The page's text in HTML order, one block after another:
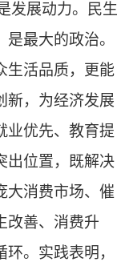
发展动力。民生
最大的政治。
生活品质，更能
新，为经济发展
业优先、教育提
出位置，既解决
大消费市场、催
改善、消费升
。实践表明，